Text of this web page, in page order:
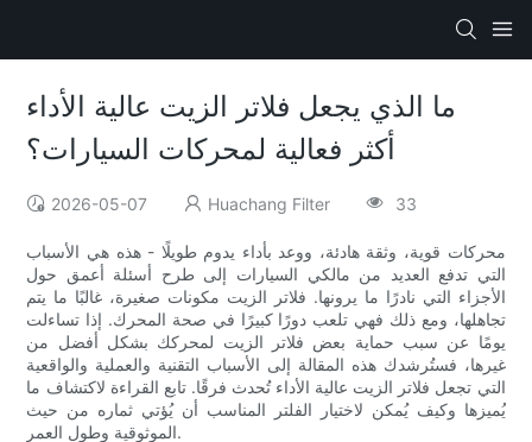
ما الذي يجعل فلاتر الزيت عالية الأداء
أكثر فعالية لمحركات السيارات؟
2026-05-07 Huachang Filter 33
محركات قوية، وثقة هادئة، ووعد بأداء يدوم طويلًا - هذه هي الأسباب
التي تدفع العديد من مالكي السيارات إلى طرح أسئلة أعمق حول
الأجزاء التي نادرًا ما يرونها. فلاتر الزيت مكونات صغيرة، غالبًا ما يتم
تجاهلها، ومع ذلك فهي تلعب دورًا كبيرًا في صحة المحرك. إذا تساءلت
يومًا عن سبب حماية بعض فلاتر الزيت لمحركك بشكل أفضل من
غيرها، فستُرشدك هذه المقالة إلى الأسباب التقنية والعملية والواقعية
التي تجعل فلاتر الزيت عالية الأداء تُحدث فرقًا. تابع القراءة لاكتشاف ما
يُميزها وكيف يُمكن لاختيار الفلتر المناسب أن يُؤتي ثماره من حيث
الموثوقية وطول العمر.